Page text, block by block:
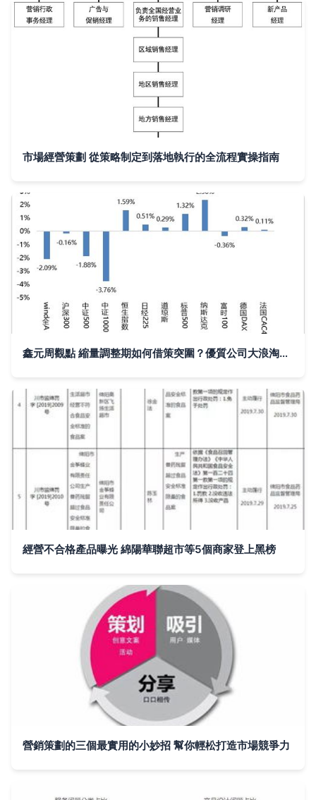
市場經營策劃 從策略制定到落地執行的全流程實操指南
鑫元周觀點 縮量調整期如何借策突圍？優質公司大浪淘沙下的市場經營洞察
經營不合格產品曝光 綿陽華聯超市等5個商家登上黑榜
營銷策劃的三個最實用的小妙招 幫你輕松打造市場競爭力